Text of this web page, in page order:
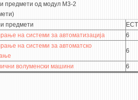
предмети од модул М3-2
предмети
на системи за автоматизација 6
на системи за автоматско
6
волуменски машини 6